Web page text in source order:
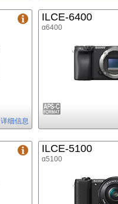
详细信息
ILCE-6400
α6400
ILCE-5100
α5100